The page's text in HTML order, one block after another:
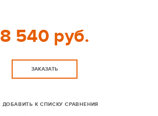
8 540 руб.
ЗАКАЗАТЬ
ДОБАВИТЬ К СПИСКУ СРАВНЕНИЯ